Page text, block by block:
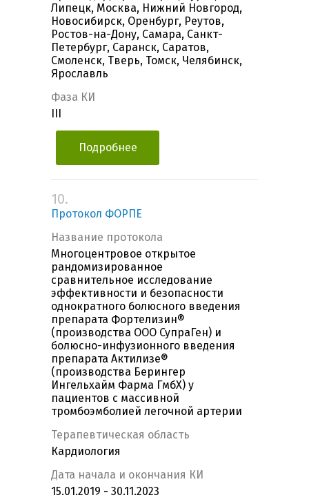
Липецк, Москва, Нижний Новгород,
Новосибирск, Оренбург, Реутов,
Ростов-на-Дону, Самара, Санкт-
Петербург, Саранск, Саратов,
Смоленск, Тверь, Томск, Челябинск,
Ярославль
Фаза КИ
Подробнее
10.
Протокол ФОРПЕ
Название протокола
Многоцентровое открытое
рандомизированное
сравнительное исследование
эффективности и безопасности
однократного болюсного введения
препарата Фортелизин®
(производства ООО СупраГен) и
болюсно-инфузионного введения
препарата Актилизе®
(производства Берингер
Ингельхайм Фарма ГмбХ) у
пациентов с массивной
тромбоэмболией легочной артерии
Терапевтическая область
Кардиология
Дата начала и окончания КИ
15.01.2019 - 30.11.2023